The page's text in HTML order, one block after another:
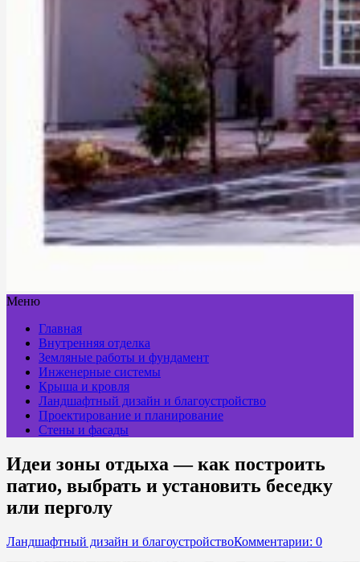
Меню
Главная
Внутренняя отделка
Земляные работы и фундамент
Инженерные системы
Крыша и кровля
Ландшафтный дизайн и благоустройство
Проектирование и планирование
Стены и фасады
Идеи зоны отдыха — как построить
патио, выбрать и установить беседку
или перголу
Ландшафтный дизайн и благоустройствоКомментарии: 0